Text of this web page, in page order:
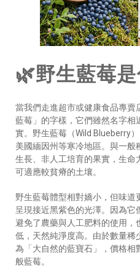
🌿野生藍莓是
當我們走進超市或健康食品專賣
藍莓」的字樣，它們雖然名字相
實。野生藍莓（Wild Blueberry
美國緬因州等寒冷地區。與一
生長、非人工培育的果實，生命
可適應較貧瘠的土壤。
野生藍莓體型相對嬌小，但味道
呈現接近黑紫色的光澤。因為
避免了農藥與人工肥料的使用，
低，天然純淨度高。由於數量
為「大自然的藍寶石」，價格
般藍莓。